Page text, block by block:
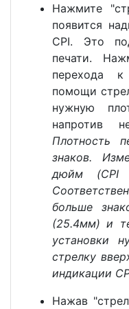
Нажмите
появится
CPI. Это
печати.
перехода
помощи
нужную
напротив
Плотность
знаков.
дюйм (CPI
больше
(25.4мм) и
установки
стрелку
индикации
Нажав